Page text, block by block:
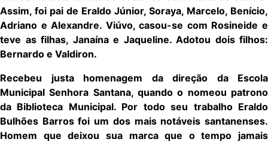
Assim, foi pai de Eraldo Júnior, Soraya, Marcelo, Benício,
Adriano e Alexandre. Viúvo, casou-se com Rosineide e
teve as filhas, Janaína e Jaqueline. Adotou dois filhos:
Bernardo e Valdiron.
Recebeu justa homenagem da direção da Escola
Municipal Senhora Santana, quando o nomeou patrono
da Biblioteca Municipal. Por todo seu trabalho Eraldo
Bulhões Barros foi um dos mais notáveis santanenses.
Homem que deixou sua marca que o tempo jamais